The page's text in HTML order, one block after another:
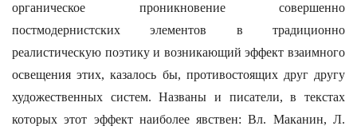
органическое проникновение совершенно
постмодернистских элементов в традиционно
реалистическую поэтику и возникающий эффект взаимного
освещения этих, казалось бы, противостоящих друг другу
художественных систем. Названы и писатели, в текстах
которых этот эффект наиболее явствен: Вл. Маканин, Л.